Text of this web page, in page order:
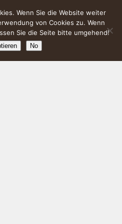
Wenn Sie die Website weiter
von Cookies zu. Wenn
Sie die Seite bitte umgehend!
No